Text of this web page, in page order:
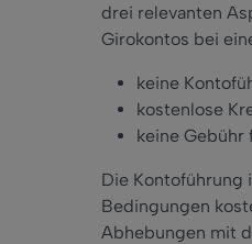
drei relevanten
Girokontos bei
keine
kostenlose
keine Gebühr
Die Kontoführung
Bedingungen
Abhebungen mit